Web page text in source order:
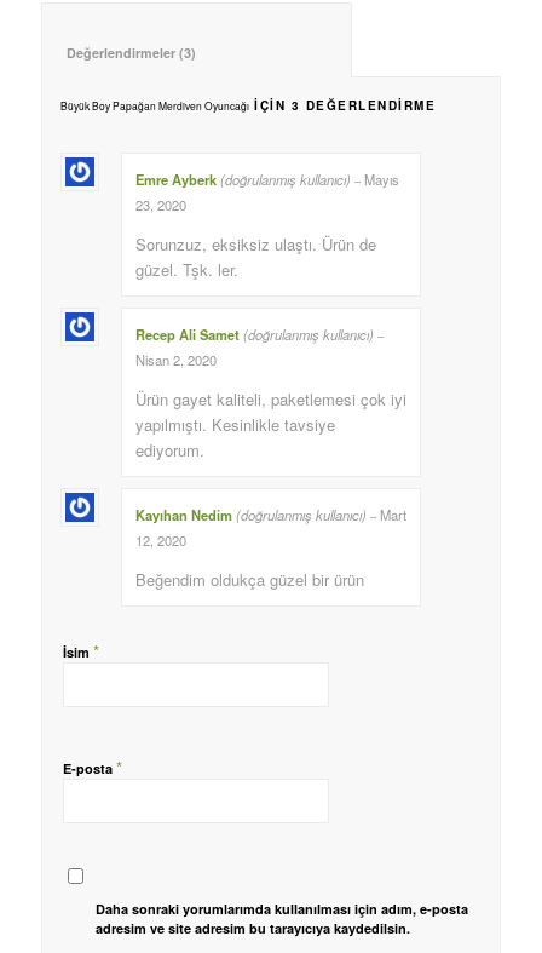
Büyük Boy Papağan Merdiven OyuncağıIÇIN 3 DEĞERLENDIRME
Emre Ayberk(doğrulanmış kullanıcı) – Mayıs
23, 2020
Sorunzuz, eksiksiz ulaştı. Ürün de
güzel. Tşk. ler.
Recep Ali Samet(doğrulanmış kullanıcı) –
Nisan 2, 2020
Ürün gayet kaliteli, paketlemesi çok iyi
yapılmıştı. Kesinlikle tavsiye
ediyorum.
Kayıhan Nedim(doğrulanmış kullanıcı) – Mart
12, 2020
Beğendim oldukça güzel bir ürün
İsim *
E-posta *
Daha sonraki yorumlarımda kullanılması için adım, e-posta
adresim ve site adresim bu tarayıcıya kaydedilsin.